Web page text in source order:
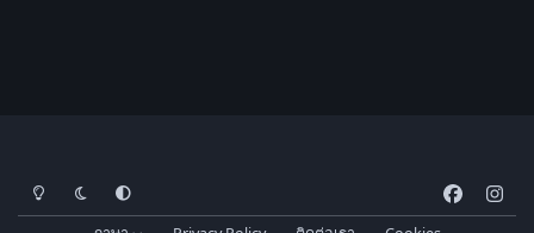
โหมดสว่างโหมดมืด การตั้งค่าระบบ
a
n